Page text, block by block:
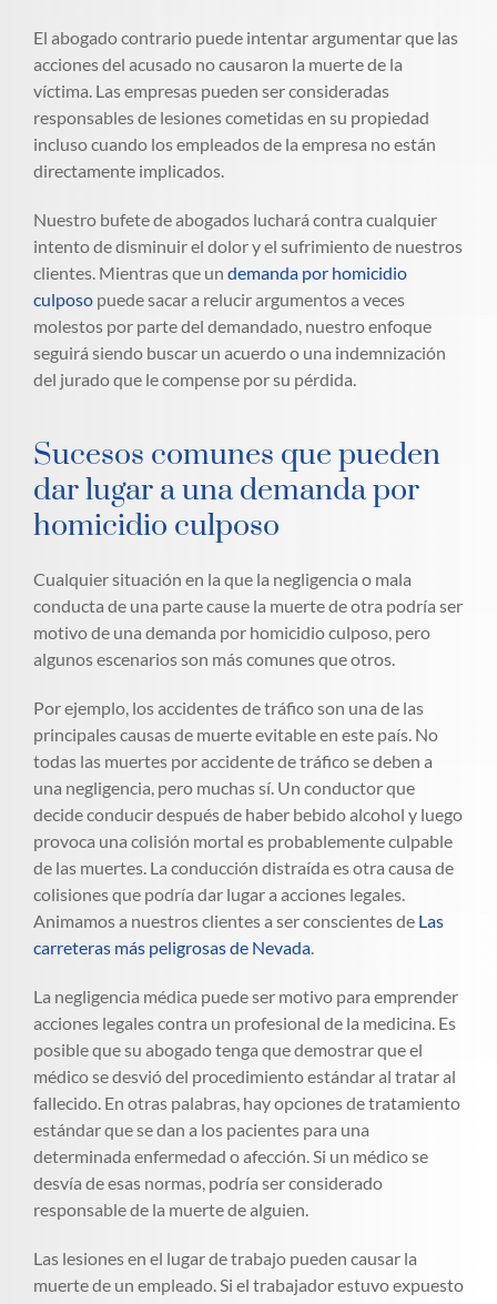
El abogado contrario puede intentar argumentar que las
acciones del acusado no causaron la muerte de la
víctima. Las empresas pueden ser consideradas
responsables de lesiones cometidas en su propiedad
incluso cuando los empleados de la empresa no están
directamente implicados.
Nuestro bufete de abogados luchará contra cualquier
intento de disminuir el dolor y el sufrimiento de nuestros
clientes. Mientras que un demanda por homicidio
culposo puede sacar a relucir argumentos a veces
molestos por parte del demandado, nuestro enfoque
seguirá siendo buscar un acuerdo o una indemnización
del jurado que le compense por su pérdida.
Sucesos comunes que pueden
dar lugar a una demanda por
homicidio culposo
Cualquier situación en la que la negligencia o mala
conducta de una parte cause la muerte de otra podría ser
motivo de una demanda por homicidio culposo, pero
algunos escenarios son más comunes que otros.
Por ejemplo, los accidentes de tráfico son una de las
principales causas de muerte evitable en este país. No
todas las muertes por accidente de tráfico se deben a
una negligencia, pero muchas sí. Un conductor que
decide conducir después de haber bebido alcohol y luego
provoca una colisión mortal es probablemente culpable
de las muertes. La conducción distraída es otra causa de
colisiones que podría dar lugar a acciones legales.
Animamos a nuestros clientes a ser conscientes de Las
carreteras más peligrosas de Nevada.
La negligencia médica puede ser motivo para emprender
acciones legales contra un profesional de la medicina. Es
posible que su abogado tenga que demostrar que el
médico se desvió del procedimiento estándar al tratar al
fallecido. En otras palabras, hay opciones de tratamiento
estándar que se dan a los pacientes para una
determinada enfermedad o afección. Si un médico se
desvía de esas normas, podría ser considerado
responsable de la muerte de alguien.
Las lesiones en el lugar de trabajo pueden causar la
muerte de un empleado. Si el trabajador estuvo expuesto